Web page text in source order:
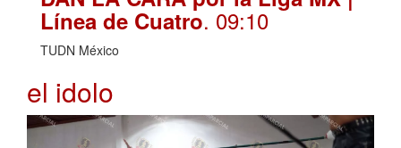
Línea de Cuatro. 09:10
TUDN México
el idolo